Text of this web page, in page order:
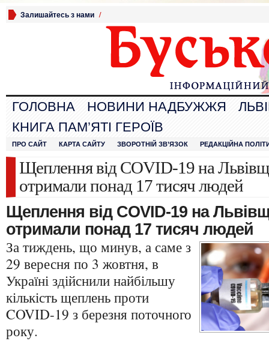
Залишайтесь з нами /
ГОЛОВНА НОВИНИ НАДБУЖЖЯ
КНИГА ПАМ’ЯТІ ГЕРОЇВ
ПРО САЙТ КАРТА САЙТУ ЗВОРОТНІЙ ЗВ’ЯЗОК РЕДАКЦІЙНА
Щеплення від COVID-19 на
отримали понад 17 тисяч людей
Щеплення від COVID-19 на
отримали понад 17 тисяч людей
За тиждень, що минув, а саме з
29 вересня по 3 жовтня, в
Україні здійснили найбільшу
кількість щеплень проти
COVID-19 з березня поточного
року.